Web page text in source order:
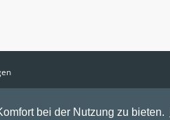
bei der Nutzung zu bieten.